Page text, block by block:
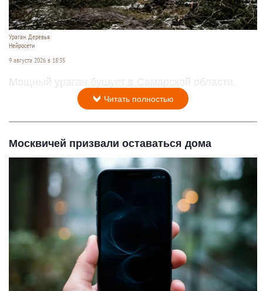
Ураган. Деревья
Нейросети
9 августа 2026 в 18:35
Мощный ураган бушует в Самарской области.
Читать полностью
Москвичей призвали оставаться дома